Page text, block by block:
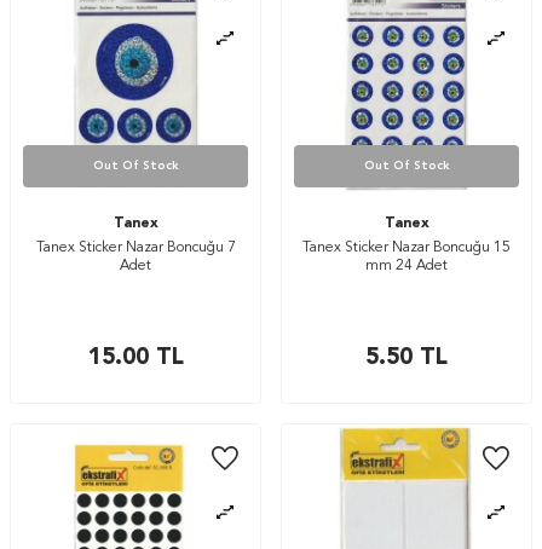
Out Of Stock
Tanex
Tanex Sticker Nazar Boncuğu 7
Adet
15.00TL
Out Of Stock
Tanex
Tanex Sticker Nazar Boncuğu 15
mm 24 Adet
5.50 TL